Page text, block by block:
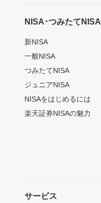
NISA･つみたてNISA
新NISA
一般NISA
つみたてNISA
ジュニアNISA
NISAをはじめるには
楽天証券NISAの魅力
サービス